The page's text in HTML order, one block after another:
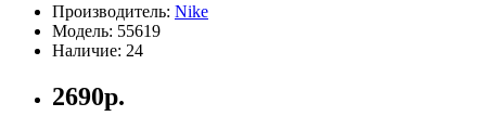
Производитель: Nike
Модель: 55619
Наличие: 24
2690р.